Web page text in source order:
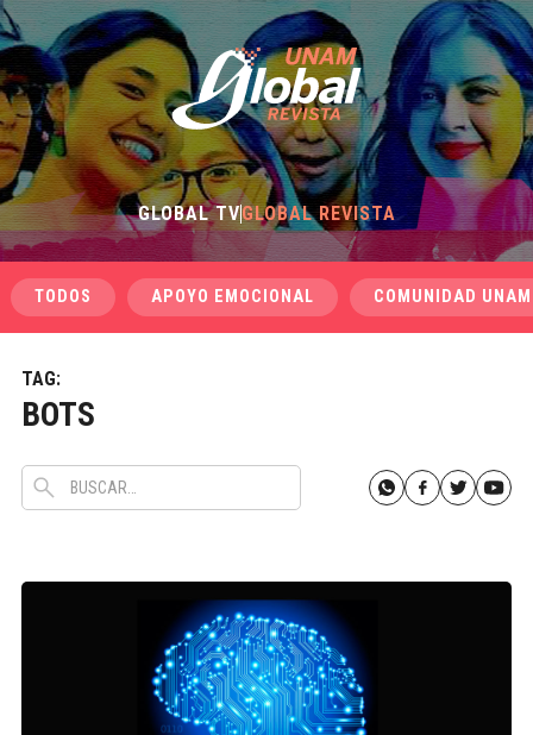
GLOBAL TVGLOBAL REVISTA
TODOS APOYO EMOCIONAL COMUNIDAD UNAM
TAG:
BOTS